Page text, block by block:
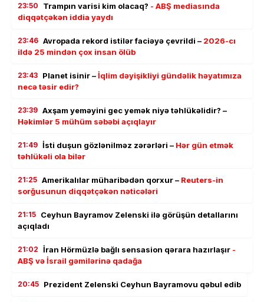
23:50 Trampın varisi kim olacaq? - ABŞ mediasında
diqqətçəkən iddia yaydı
23:46 Avropada rekord istilər faciəyə çevrildi – 2026-cı
ildə 25 mindən çox insan ölüb
23:43 Planet isinir –İqlim dəyişikliyi gündəlik həyatımıza
necə təsir edir?
23:39 Axşam yeməyini gec yemək niyə təhlükəlidir? –
Həkimlər 5 mühüm səbəbi açıqlayır
21:49 İsti duşun gözlənilməz zərərləri – Hər gün etmək
təhlükəli ola bilər
21:25 Amerikalılar müharibədən qorxur – Reuters-in
sorğusunun diqqətçəkən nəticələri
21:15 Ceyhun Bayramov Zelenski ilə görüşün detallarını
açıqladı
21:02 İran Hörmüzlə bağlı sensasion qərara hazırlaşır -
ABŞ və İsrail gəmilərinə qadağa
20:45 Prezident Zelenski Ceyhun Bayramovu qəbul edib